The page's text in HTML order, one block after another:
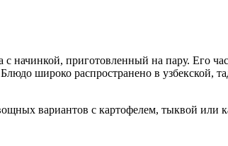
с начинкой, приготовленный на пару. Его
широко распространено в узбекской,
вариантов с картофелем, тыквой или